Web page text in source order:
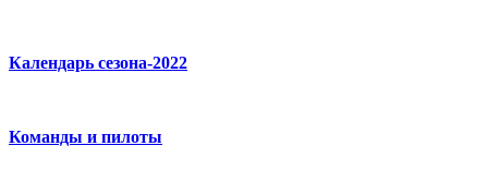
Календарь сезона-2022
Команды и пилоты